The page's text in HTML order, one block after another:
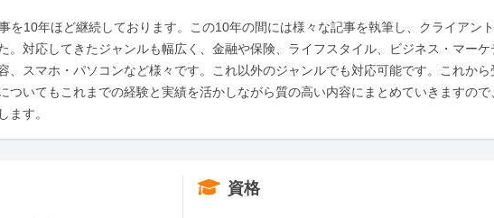
を10年ほど継続しております。この10年の間には様々な記事を執筆し、クライアント
。対応してきたジャンルも幅広く、金融や保険、ライフスタイル、ビジネス・マーケ
、スマホ・パソコンなど様々です。これ以外のジャンルでも対応可能です。これから
ついてもこれまでの経験と実績を活かしながら質の高い内容にまとめていきますので
ます。
資格